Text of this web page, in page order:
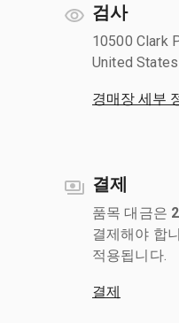
검사
10500 Clark
United
경매장 세부
결제
품목 대금은
결제해야 합
적용됩니다.
결제